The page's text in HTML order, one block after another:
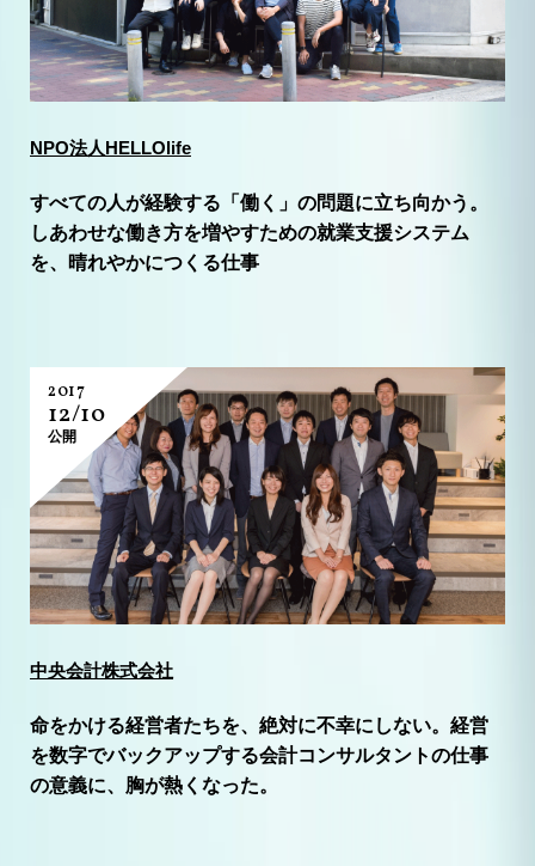
NPO法人HELLOlife
すべての人が経験する「働く」の問題に立ち向かう。
しあわせな働き方を増やすための就業支援システム
を、晴れやかにつくる仕事
2017
12/10
公開
中央会計株式会社
命をかける経営者たちを、絶対に不幸にしない。経営
を数字でバックアップする会計コンサルタントの仕事
の意義に、胸が熱くなった。